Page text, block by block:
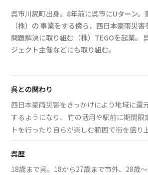
呉市川尻町出身。8年前に呉市にUターン。
（株）の 事業をする傍ら、西日本豪雨災
問題解決に取り組む（株）TEGOを起業。
ジェクト主催などにも取り組む。
呉との関わり
西日本豪雨災害をきっかけにより地域に還
するようになり、 竹の活用や駅前に期間限
トを行ったり自らが楽しむ範囲で街を盛り
呉歴
18歳まで呉。18から27歳まで市外、28歳〜